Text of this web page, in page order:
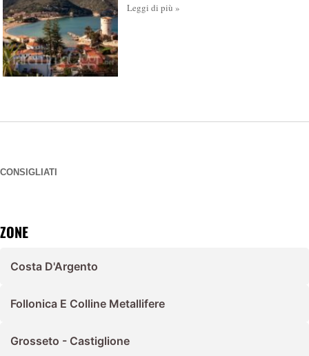
Leggi di più »
CONSIGLIATI
ZONE
Costa D'Argento
Follonica E Colline Metallifere
Grosseto - Castiglione